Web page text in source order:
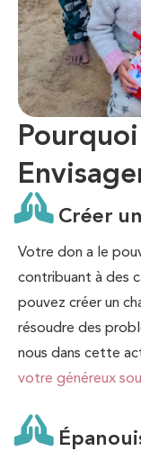
Créer
Votre don a le
contribuant à des
pouvez créer un
résoudre des
nous dans cette
votre généreux